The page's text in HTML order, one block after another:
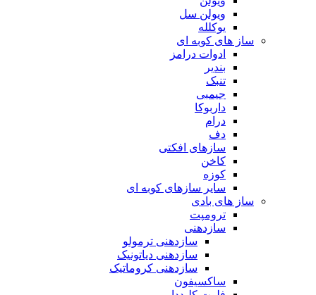
ویولن سل
یوکلله
ساز های کوبه ای
ادوات درامز
بندیر
تنبک
جیمبی
داربوکا
درام
دف
سازهای افکتی
کاخن
کوزه
سایر سازهای کوبه ای
ساز های بادی
ترومپت
سازدهنی
سازدهنی ترمولو
سازدهنی دیاتونیک
سازدهنی کروماتیک
ساکسیفون